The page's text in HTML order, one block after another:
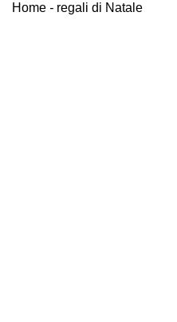
Home - regali di Natale